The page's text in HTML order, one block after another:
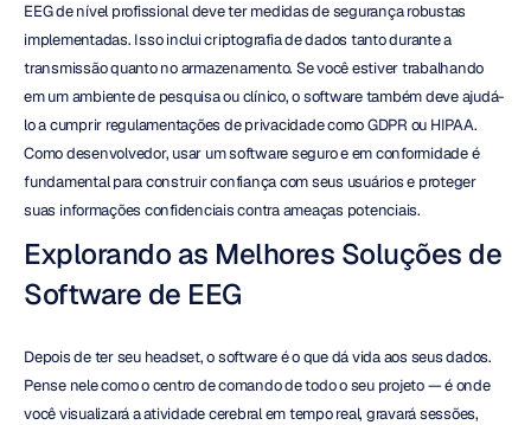
EEG de nível profissional deve ter medidas de segurança robustas
implementadas. Isso inclui criptografia de dados tanto durante a
transmissão quanto no armazenamento. Se você estiver trabalhando
em um ambiente de pesquisa ou clínico, o software também deve ajudá-
lo a cumprir regulamentações de privacidade como GDPR ou HIPAA.
Como desenvolvedor, usar um software seguro e em conformidade é
fundamental para construir confiança com seus usuários e proteger
suas informações confidenciais contra ameaças potenciais.
Explorando as Melhores Soluções de
Software de EEG
Depois de ter seu headset, o software é o que dá vida aos seus dados.
Pense nele como o centro de comando de todo o seu projeto — é onde
você visualizará a atividade cerebral em tempo real, gravará sessões,